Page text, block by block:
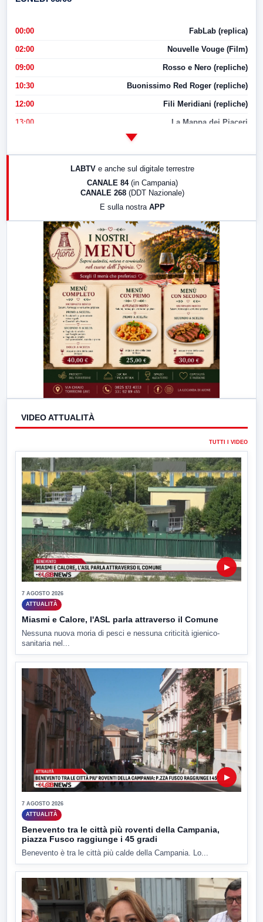
00:00 FabLab (replica)
02:00 Nouvelle Vouge (Film)
09:00 Rosso e Nero (repliche)
10:30 Buonissimo Red Roger (repliche)
12:00 Fili Meridiani (repliche)
13:00 La Mappa dei Piaceri
LabNews (replica)
LABTV e anche sul digitale terrestre
CANALE 84 (in Campania)
CANALE 268 (DDT Nazionale)
E sulla nostra APP
VIDEO ATTUALITÀ
TUTTI I VIDEO
▶
7 AGOSTO 2026
ATTUALITÀ
Miasmi e Calore, l'ASL parla attraverso il Comune
Nessuna nuova moria di pesci e nessuna criticità igienico-
sanitaria nel...
▶
7 AGOSTO 2026
ATTUALITÀ
Benevento tra le città più roventi della Campania,
piazza Fusco raggiunge i 45 gradi
Benevento è tra le città più calde della Campania. Lo...